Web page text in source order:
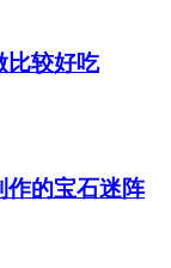
比较好吃
作的宝石迷阵